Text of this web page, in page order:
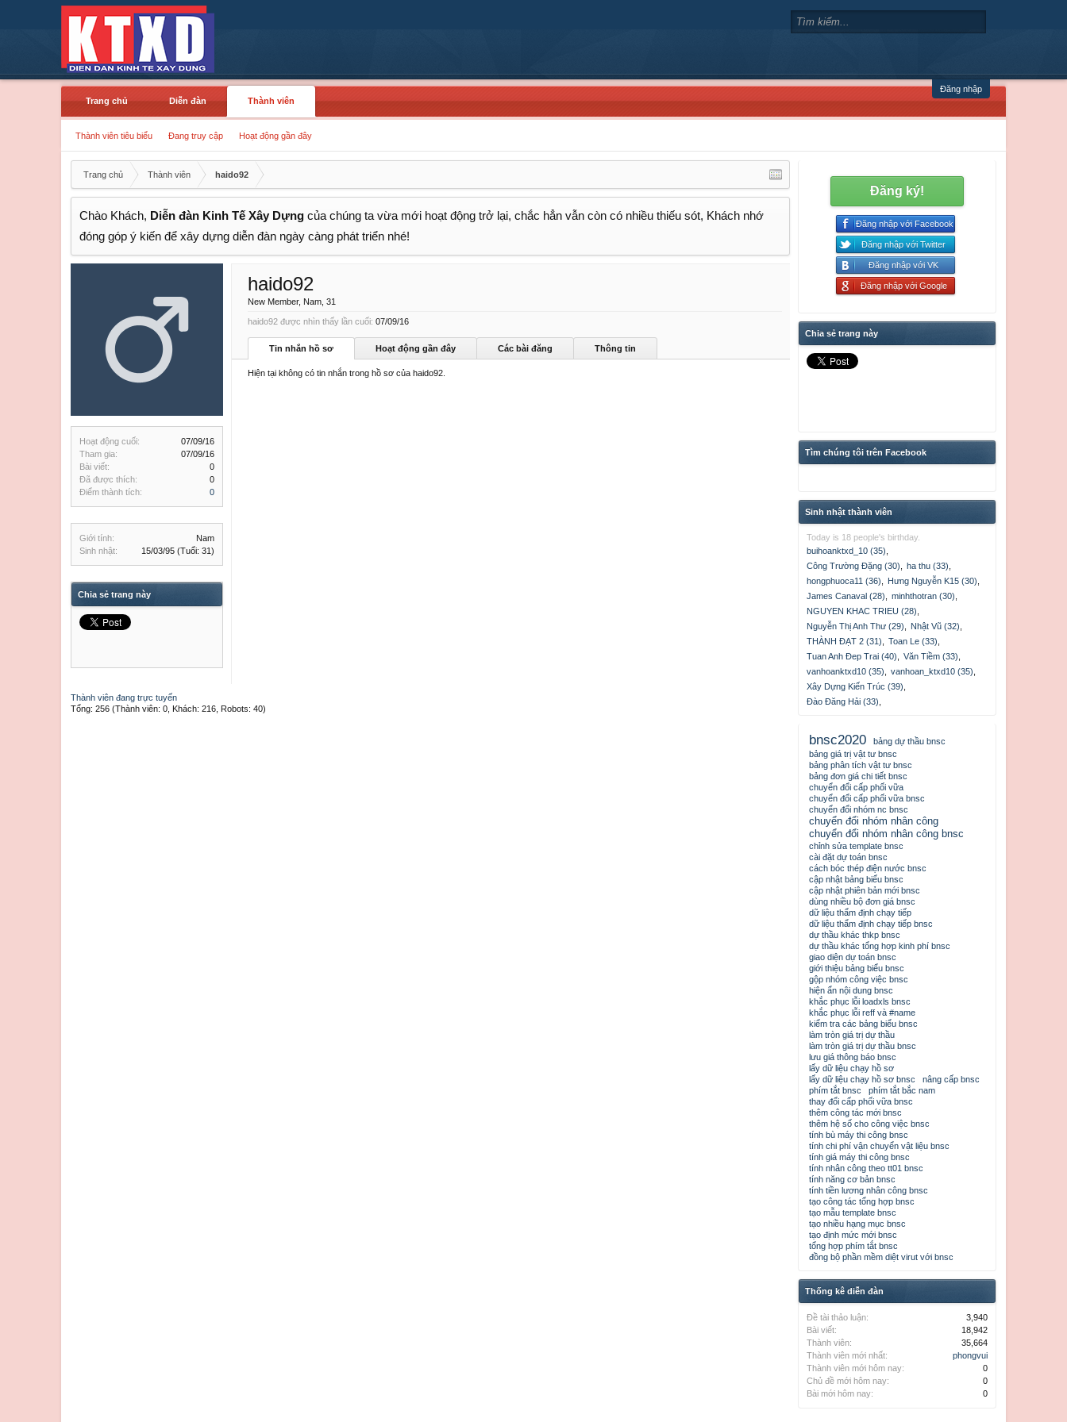
Đăng nhập
Trang chủ
Diễn đàn Thành viên
Thành viên tiêu biểu Đang truy cập Hoạt động gần đây
Trang chủ Thành viên haido92
Chào Khách, Diễn đàn Kinh Tế Xây Dựng của chúng ta vừa mới hoạt động trở lại, chắc hẳn vẫn còn có nhiều thiếu sót, Khách nhớ
đóng góp ý kiến để xây dựng diễn đàn ngày càng phát triển nhé!
Hoạt động cuối:
07/09/16
Tham gia:
07/09/16
Bài viết:
0
Đã được thích:
0
Điểm thành tích:
0
Giới tính:
Nam
Sinh nhật:
15/03/95 (Tuổi: 31)
Chia sẻ trang này
haido92
New Member, Nam, 31
haido92 được nhìn thấy lần cuối: 07/09/16
Tin nhắn hồ sơ Hoạt động gần đây Các bài đăng Thông tin
Hiện tại không có tin nhắn trong hồ sơ của haido92.
Thành viên đang trực tuyến
Tổng: 256 (Thành viên: 0, Khách: 216, Robots: 40)
Đăng ký!
Đăng nhập với Facebook
Đăng nhập với Twitter
Đăng nhập với VK
Đăng nhập với Google
Chia sẻ trang này
Tìm chúng tôi trên Facebook
Sinh nhật thành viên
Today is 18 people's birthday.
buihoanktxd_10 (35)
Công Trường Đặng (30)
ha thu (33)
hongphuoca11 (36)
Hưng Nguyễn K15 (30)
James Canaval (28)
minhthotran (30)
NGUYEN KHAC TRIEU (28)
Nguyễn Thị Anh Thư (29)
Nhật Vũ (32)
THÀNH ĐẠT 2 (31)
Toan Le (33)
Tuan Anh Đep Trai (40)
Văn Tiềm (33)
vanhoanktxd10 (35)
vanhoan_ktxd10 (35)
Xây Dựng Kiến Trúc (39)
Đào Đăng Hải (33)
bnsc2020
bảng dự thầu bnsc
bảng giá trị vật tư bnsc
bảng phân tích vật tư bnsc
bảng đơn giá chi tiết bnsc
chuyển đổi cấp phối vữa
chuyển đổi cấp phối vữa bnsc
chuyển đổi nhóm nc bnsc
chuyển đổi nhóm nhân công
chuyển đổi nhóm nhân công bnsc
chỉnh sửa template bnsc
cài đặt dự toán bnsc
cách bóc thép điện nước bnsc
cập nhật bảng biểu bnsc
cập nhật phiên bản mới bnsc
dùng nhiều bộ đơn giá bnsc
dữ liệu thẩm định chạy tiếp
dữ liệu thẩm định chạy tiếp bnsc
dự thầu khác thkp bnsc
dự thầu khác tổng hợp kinh phí bnsc
giao diện dự toán bnsc
giới thiệu bảng biểu bnsc
gộp nhóm công việc bnsc
hiện ẩn nội dung bnsc
khắc phục lỗi loadxls bnsc
khắc phục lỗi reff và #name
kiểm tra các bảng biểu bnsc
làm tròn giá trị dự thầu
làm tròn giá trị dự thầu bnsc
lưu giá thông báo bnsc
lấy dữ liệu chạy hồ sơ
lấy dữ liệu chạy hồ sơ bnsc
nâng cấp bnsc
phím tắt bnsc
phím tắt bắc nam
thay đổi cấp phối vữa bnsc
thêm công tác mới bnsc
thêm hệ số cho công việc bnsc
tính bù máy thi công bnsc
tính chi phí vận chuyển vật liệu bnsc
tính giá máy thi công bnsc
tính nhân công theo tt01 bnsc
tính năng cơ bản bnsc
tính tiền lương nhân công bnsc
tạo công tác tổng hợp bnsc
tạo mẫu template bnsc
tạo nhiều hạng mục bnsc
tạo định mức mới bnsc
tổng hợp phím tắt bnsc
đồng bộ phần mềm diệt virut với bnsc
Thống kê diễn đàn
Đề tài thảo luận:
3,940
Bài viết:
18,942
Thành viên:
35,664
Thành viên mới nhất:
phongvui
Thành viên mới hôm nay:
0
Chủ đề mới hôm nay:
0
Bài mới hôm nay:
0